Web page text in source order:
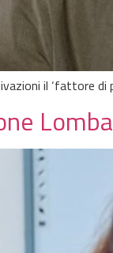
il ‘fattore di